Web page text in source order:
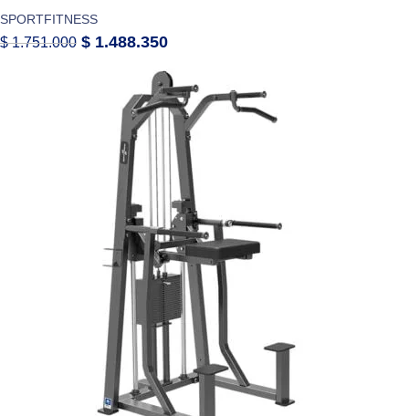
SPORTFITNESS
$1.751.000 $ 1.488.350